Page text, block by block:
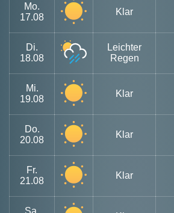
Mo.
17.08
Klar
Di.
18.08
Leichter
Regen
Mi.
19.08
Klar
Do.
20.08
Klar
Fr.
21.08
Klar
Sa.